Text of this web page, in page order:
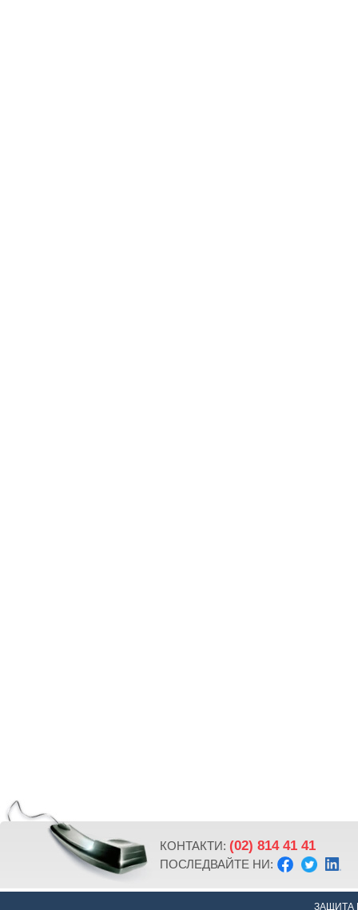
ЗАЩИТА
КОНТАКТИ: (02) 814 41 41
ПОСЛЕДВАЙТЕ НИ: